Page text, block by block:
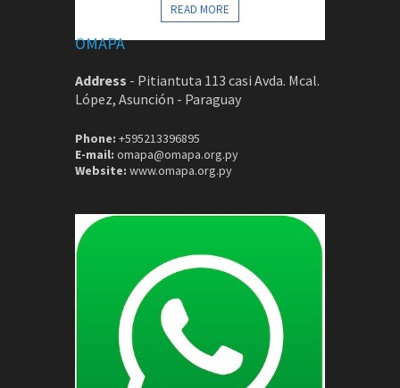
READ MORE
OMAPA
Address - Pitiantuta 113 casi Avda. Mcal.
López, Asunción - Paraguay
Phone: +595213396895
E-mail: omapa@omapa.org.py
Website: www.omapa.org.py